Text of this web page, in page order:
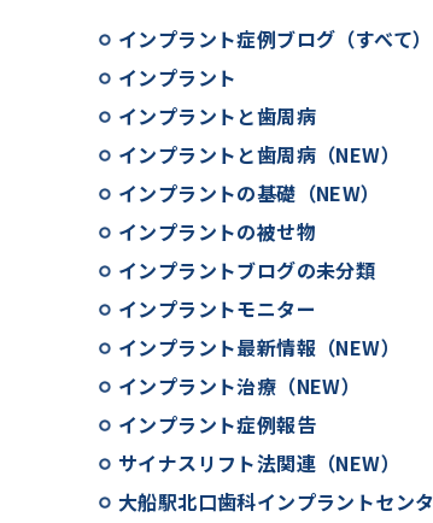
インプラント症例ブログ（すべて）
インプラント
インプラントと歯周病
インプラントと歯周病（NEW）
インプラントの基礎（NEW）
インプラントの被せ物
インプラントブログの未分類
インプラントモニター
インプラント最新情報（NEW）
インプラント治療（NEW）
インプラント症例報告
サイナスリフト法関連（NEW）
大船駅北口歯科インプラントセンタ